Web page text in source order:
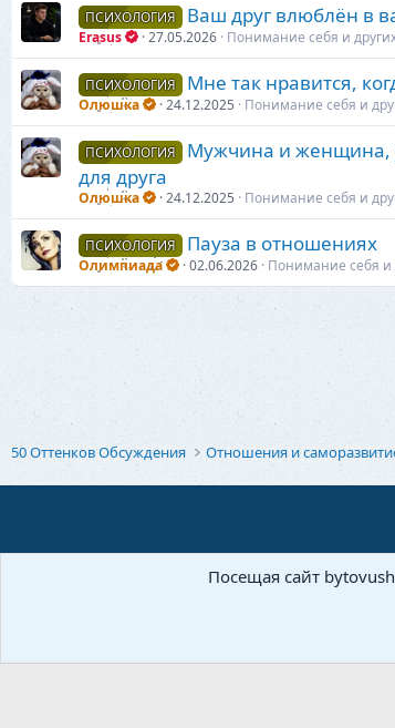
ПСИХОЛОГИЯ Ваш друг влюблён в
Erasus 27.05.2026 Понимание себя и
ПСИХОЛОГИЯ Мне так нравится,
Олюшка 24.12.2025 Понимание себя и
ПСИХОЛОГИЯ
Мужчина и женщина,
для друга
Олюшка 24.12.2025 Понимание себя и
ПСИХОЛОГИЯ Пауза в отношениях
Олимпиада 02.06.2026 Понимание себя и
50 Оттенков Обсуждения Отношения и
Посещая сайт